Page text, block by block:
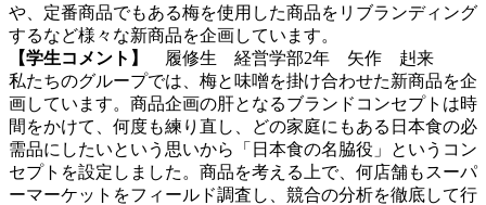
や、定番商品でもある梅を使用した商品をリブランディング
するなど様々な新商品を企画しています。
【学生コメント】
履修生 経営学部2年 矢作 赳来
私たちのグループでは、梅と味噌を掛け合わせた新商品を企
画しています。商品企画の肝となるブランドコンセプトは時
間をかけて、何度も練り直し、どの家庭にもある日本食の必
需品にしたいという思いから「日本食の名脇役」というコン
セプトを設定しました。商品を考える上で、何店舗もスーパ
ーマーケットをフィールド調査し、競合の分析を徹底して行